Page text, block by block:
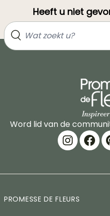
Heeft u niet
Word lid van de
PROMESSE DE FLEURS